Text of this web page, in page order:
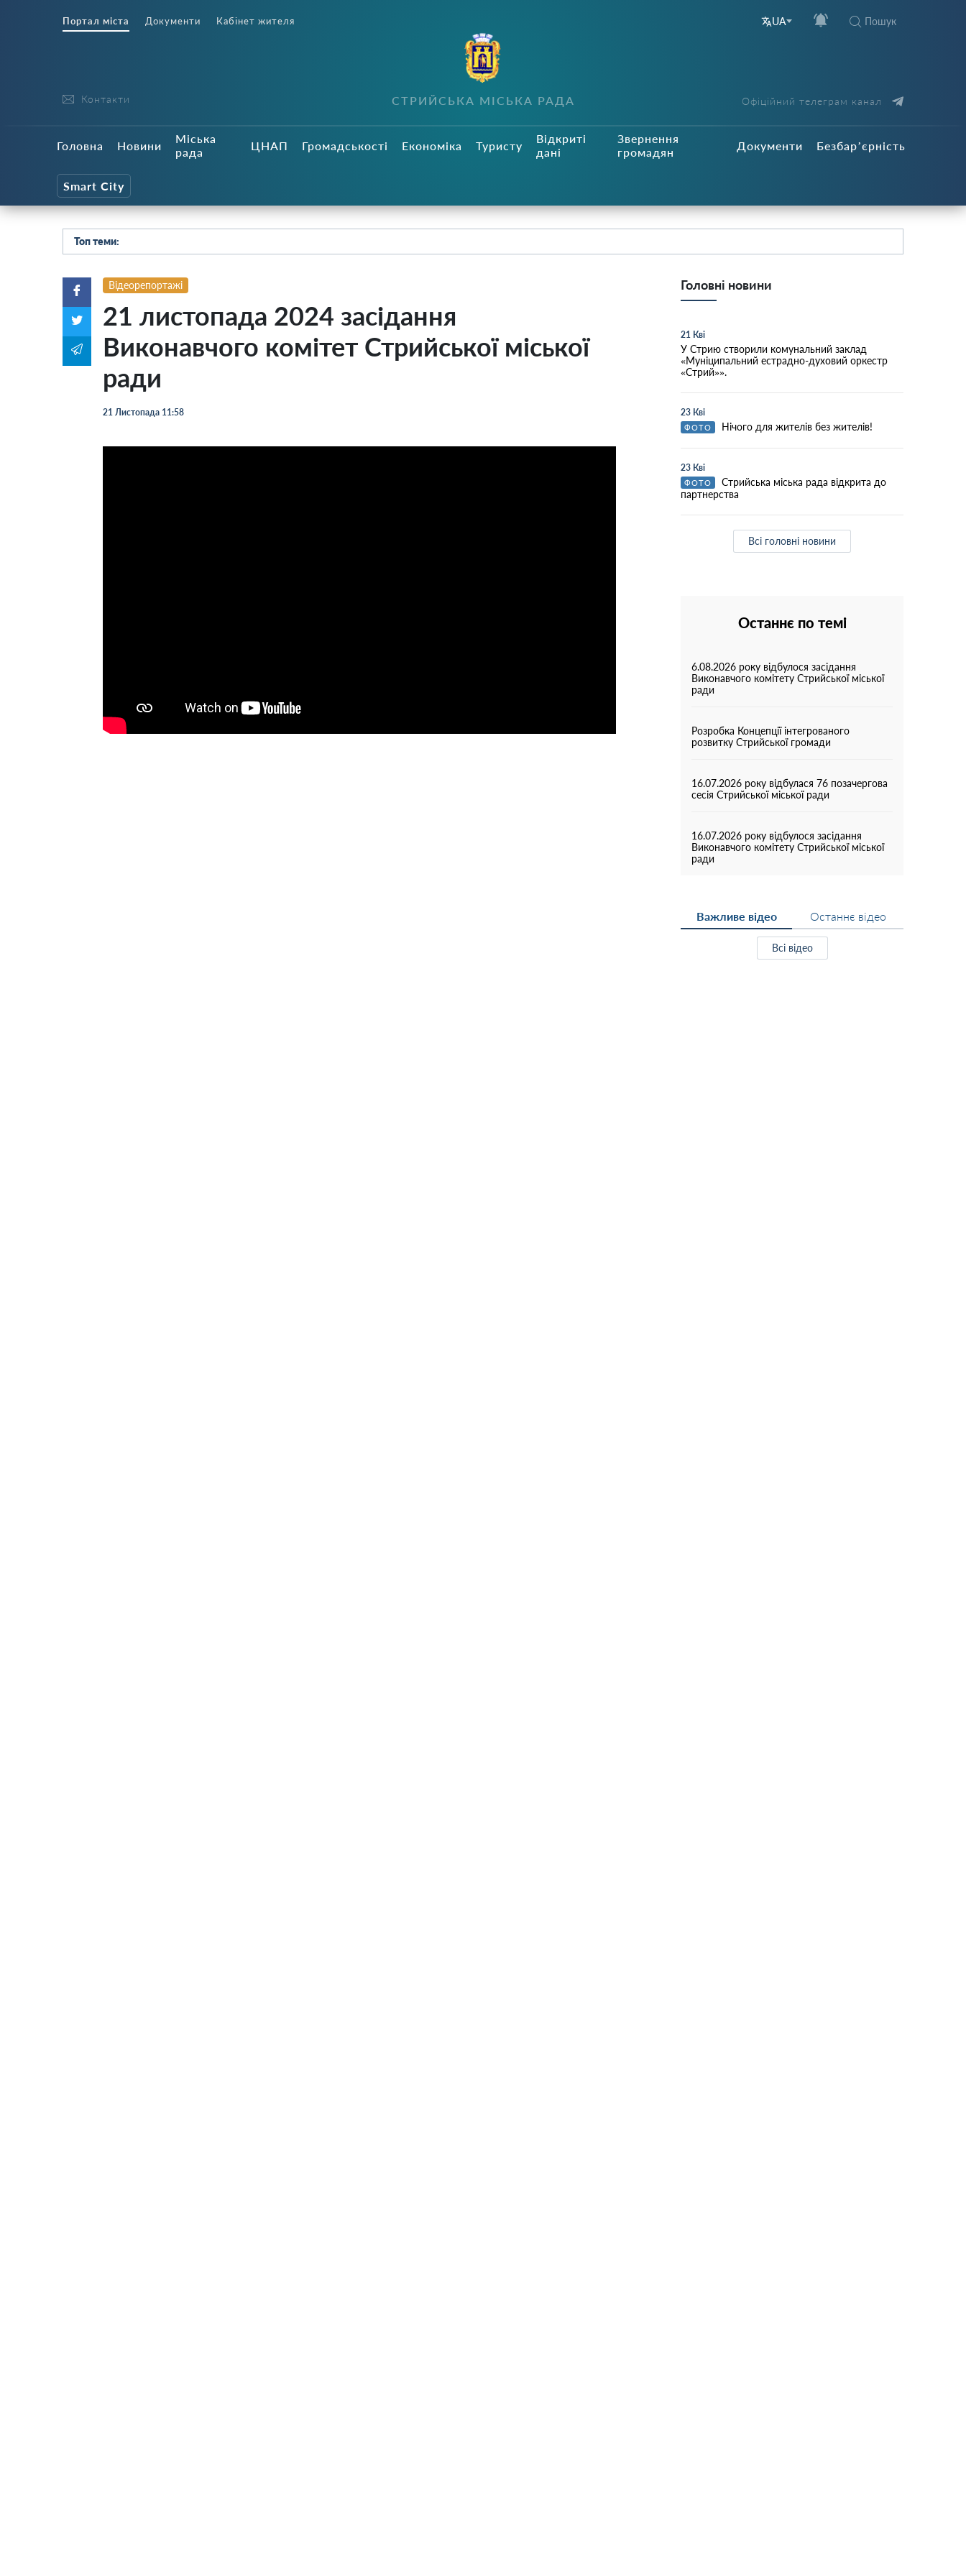
Портал міста Документи Кабінет жителя UA Пошук
Контакти СТРИЙСЬКА МІСЬКА РАДА Офіційний телеграм канал
Головна Новини
Міська
рада
ЦНАП Громадськості Економіка Туристу
Відкриті
дані
Звернення
громадян
Документи Безбар’єрність
Smart City
Топ теми:
Відеорепортажі
21 листопада 2024 засідання
Виконавчого комітет Стрийської міської
ради
21 Листопада 11:58
Головні новини
21 Кві
У Стрию створили комунальний заклад
«Муніципальний естрадно-духовий оркестр
«Стрий»».
23 Кві
ФОТО Нічого для жителів без жителів!
23 Кві
ФОТО
Стрийська міська рада відкрита до
партнерства
Всі головні новини
Останнє по темі
6.08.2026 року відбулося засідання
Виконавчого комітету Стрийської міської
ради
Розробка Концепції інтегрованого
розвитку Стрийської громади
16.07.2026 року відбулася 76 позачергова
сесія Стрийської міської ради
16.07.2026 року відбулося засідання
Виконавчого комітету Стрийської міської
ради
Важливе відео Останнє відео
Всі відео